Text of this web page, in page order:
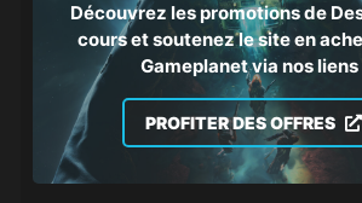
Découvrez les promotions de
cours et soutenez le site en
Gameplanet via nos liens
PROFITER DES OFFRES